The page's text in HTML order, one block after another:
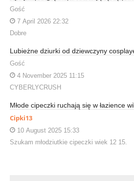
Gość
7 April 2026 22:32
Dobre
Lubieżne dziurki od dziewczyny
Gość
4 November 2025 11:15
CYBERLYCRUSH
Młode cipeczki ruchają się w łazience
Cipki13
10 August 2025 15:33
Szukam młodziutkie cipeczki wiek 12 15.